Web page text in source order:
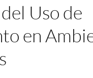
Uso de
en